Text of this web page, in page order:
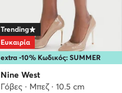
extra -10% Κωδικός: SUMMER
Trending
Ευκαιρία
Nine West
Γόβες · Μπεζ · 10.5 cm